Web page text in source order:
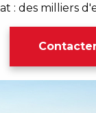
des milliers